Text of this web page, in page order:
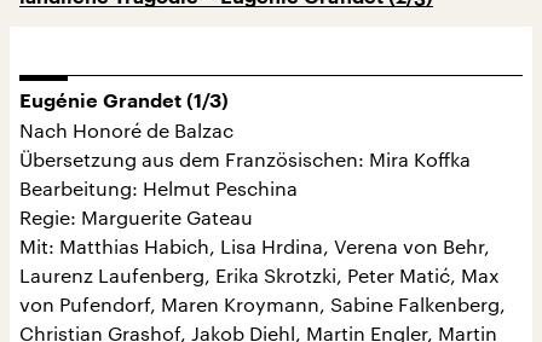
Eugénie Grandet (1/3)
Nach Honoré de Balzac
Übersetzung aus dem Französischen: Mira Koffka
Bearbeitung: Helmut Peschina
Regie: Marguerite Gateau
Mit: Matthias Habich, Lisa Hrdina, Verena von Behr,
Laurenz Laufenberg, Erika Skrotzki, Peter Matić, Max
von Pufendorf, Maren Kroymann, Sabine Falkenberg,
Christian Grashof, Jakob Diehl, Martin Engler, Martin